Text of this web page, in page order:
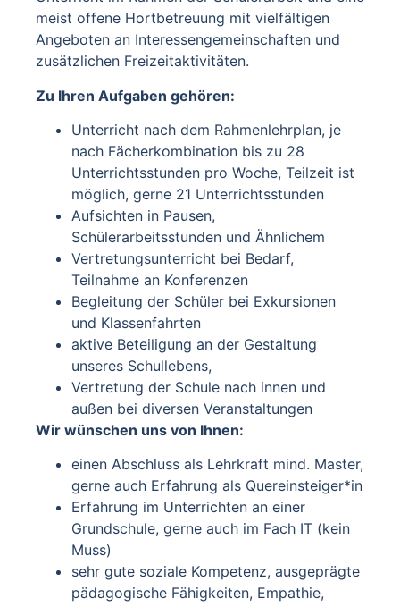
meist offene Hortbetreuung mit vielfältigen
Angeboten an Interessengemeinschaften und
zusätzlichen Freizeitaktivitäten.
Zu Ihren Aufgaben gehören:
Unterricht nach dem Rahmenlehrplan, je
nach Fächerkombination bis zu 28
Unterrichtsstunden pro Woche, Teilzeit ist
möglich, gerne 21 Unterrichtsstunden
Aufsichten in Pausen,
Schülerarbeitsstunden und Ähnlichem
Vertretungsunterricht bei Bedarf,
Teilnahme an Konferenzen
Begleitung der Schüler bei Exkursionen
und Klassenfahrten
aktive Beteiligung an der Gestaltung
unseres Schullebens,
Vertretung der Schule nach innen und
außen bei diversen Veranstaltungen
Wir wünschen uns von Ihnen:
einen Abschluss als Lehrkraft mind. Master,
gerne auch Erfahrung als Quereinsteiger*in
Erfahrung im Unterrichten an einer
Grundschule, gerne auch im Fach IT (kein
Muss)
sehr gute soziale Kompetenz, ausgeprägte
pädagogische Fähigkeiten, Empathie,